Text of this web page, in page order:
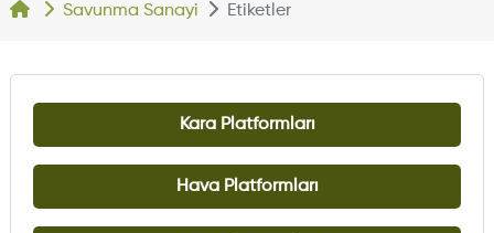
Savunma Sanayi Etiketler
Kara Platformları
Hava Platformları